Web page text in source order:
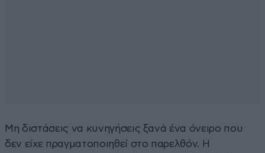
Μη διστάσεις να κυνηγήσεις ξανά ένα όνειρο που
δεν είχε πραγματοποιηθεί στο παρελθόν. Η